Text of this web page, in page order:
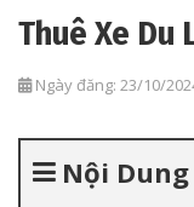
Thuê Xe Du
Ngày đăng: 23/10/
Nội Dung